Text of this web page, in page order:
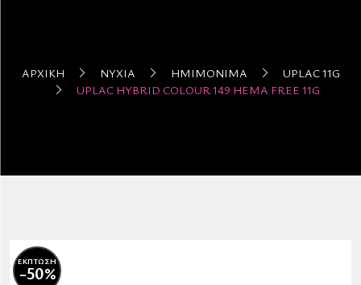
ΑΡΧΙΚΉ ΝΎΧΙΑ ΗΜΙΜΌΝΙΜΑ
UPLAC 11G
UPLAC HYBRID COLOUR 149 HEMA FREE 11G
ΕΚΠΤΩΣΗ
-50%